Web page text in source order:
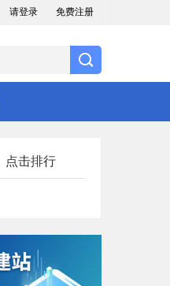
请登录 免费注册
点击排行